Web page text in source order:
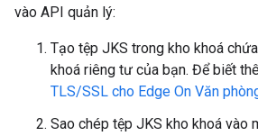
vào API quản lý:
Tạo tệp JKS trong kho khoá
khoá riêng tư của bạn. Để biết
TLS/SSL cho Edge On Văn
Sao chép tệp JKS kho khoá vào